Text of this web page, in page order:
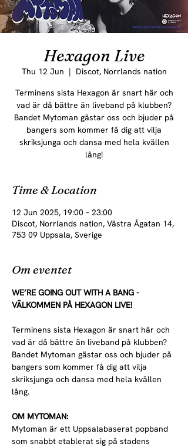
Hexagon Live
Thu 12 Jun
  |
Discot, Norrlands nation
Terminens sista Hexagon är snart här och
vad är då bättre än liveband på klubben?
Bandet Mytoman gästar oss och bjuder på
bangers som kommer få dig att vilja
skriksjunga och dansa med hela kvällen
lång!
Time & Location
12 Jun 2025, 19:00 – 23:00
Discot, Norrlands nation, Västra Ågatan 14,
753 09 Uppsala, Sverige
Om eventet
WE’RE GOING OUT WITH A BANG -
VÄLKOMMEN PÅ HEXAGON LIVE!
Terminens sista Hexagon är snart här och
vad är då bättre än liveband på klubben?
Bandet Mytoman gästar oss och bjuder på
bangers som kommer få dig att vilja
skriksjunga och dansa med hela kvällen
lång.
OM MYTOMAN:
Mytoman är ett Uppsalabaserat popband
som snabbt etablerat sig på stadens